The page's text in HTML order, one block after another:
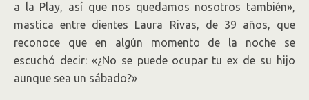
a la Play, así que nos quedamos nosotros también»,
mastica entre dientes Laura Rivas, de 39 años, que
reconoce que en algún momento de la noche se
escuchó decir: «¿No se puede ocupar tu ex de su hijo
aunque sea un sábado?»